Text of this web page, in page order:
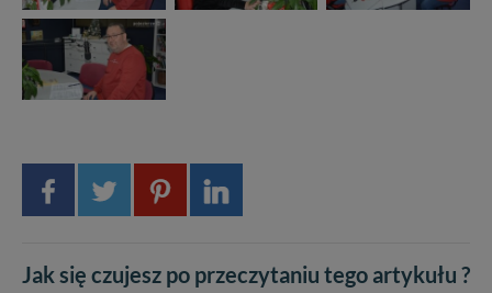
Jak się czujesz po przeczytaniu tego artykułu ?